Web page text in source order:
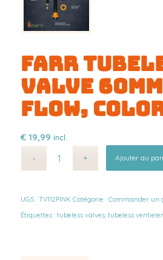
FARR
VALVE
FLOW,
€19,99 incl.
Ajouter au
UGS : TV112PINK Catégorie : Commander un
Étiquettes : tubeless valves, tubeless